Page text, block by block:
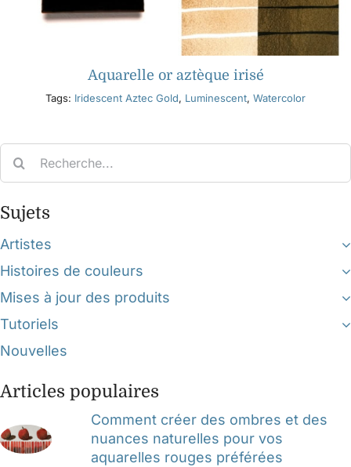
Aquarelle or aztèque irisé
Tags: Iridescent Aztec Gold, Luminescent, Watercolor
Sujets
Artistes
Histoires de couleurs
Mises à jour des produits
Tutoriels
Nouvelles
Articles populaires
Comment créer des ombres et des
nuances naturelles pour vos
aquarelles rouges préférées